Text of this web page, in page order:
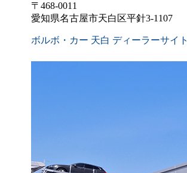
〒468-0011
愛知県名古屋市天白区平針3-1107
ボルボ・カー 天白 ディーラーサイト